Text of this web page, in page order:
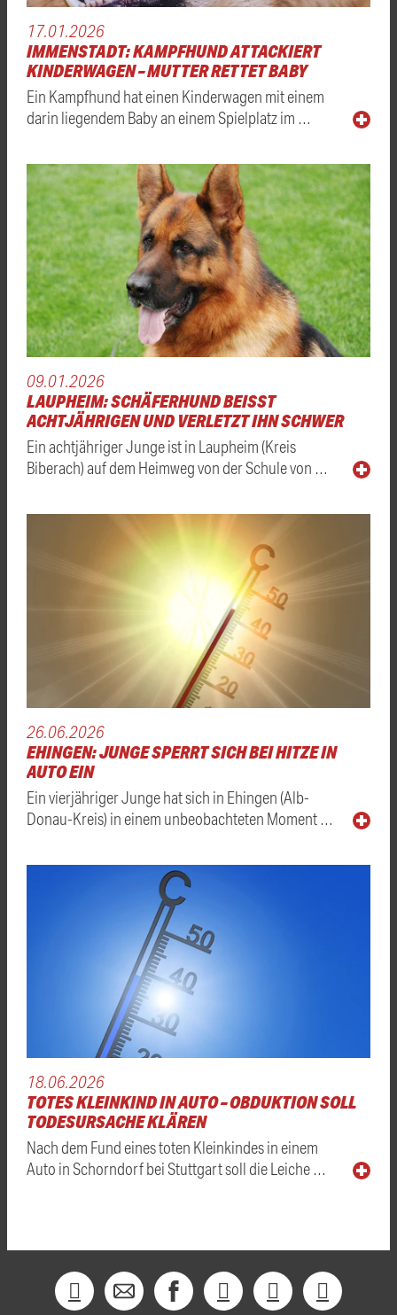
17.01.2026
IMMENSTADT: KAMPFHUND ATTACKIERT
KINDERWAGEN – MUTTER RETTET BABY
Ein Kampfhund hat einen Kinderwagen mit einem
darin liegendem Baby an einem Spielplatz im …
09.01.2026
LAUPHEIM: SCHÄFERHUND BEISST A
CHTJÄHRIGEN UND VERLETZT IHN SCHWER
Ein achtjähriger Junge ist in Laupheim (Kreis
Biberach) auf dem Heimweg von der Schule von …
26.06.2026
EHINGEN: JUNGE SPERRT SICH BEI HITZE IN
AUTO EIN
Ein vierjähriger Junge hat sich in Ehingen (Alb-
Donau-Kreis) in einem unbeobachteten Moment …
18.06.2026
TOTES KLEINKIND IN AUTO – OBDUKTION SOLL
TODESURSACHE KLÄREN
Nach dem Fund eines toten Kleinkindes in einem
Auto in Schorndorf bei Stuttgart soll die Leiche …